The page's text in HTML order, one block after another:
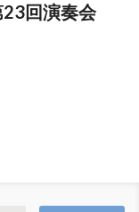
回演奏会